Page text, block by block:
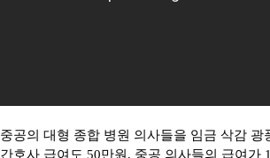
중공의 대형 종합 병원 의사들을 임금 삭감 광
간호사 급여도 50만원, 중공 의사들의 급여가